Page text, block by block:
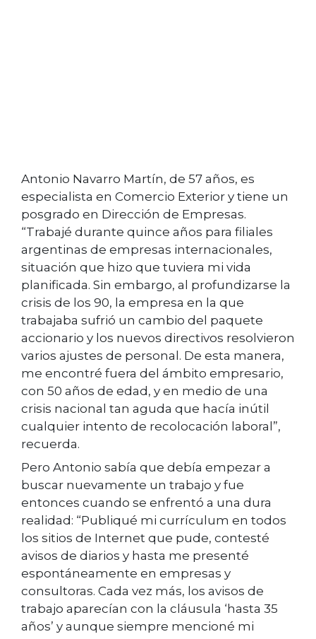
Antonio Navarro Martín, de 57 años, es
especialista en Comercio Exterior y tiene un
posgrado en Dirección de Empresas.
“Trabajé durante quince años para filiales
argentinas de empresas internacionales,
situación que hizo que tuviera mi vida
planificada. Sin embargo, al profundizarse la
crisis de los 90, la empresa en la que
trabajaba sufrió un cambio del paquete
accionario y los nuevos directivos resolvieron
varios ajustes de personal. De esta manera,
me encontré fuera del ámbito empresario,
con 50 años de edad, y en medio de una
crisis nacional tan aguda que hacía inútil
cualquier intento de recolocación laboral”,
recuerda.
Pero Antonio sabía que debía empezar a
buscar nuevamente un trabajo y fue
entonces cuando se enfrentó a una dura
realidad: “Publiqué mi currículum en todos
los sitios de Internet que pude, contesté
avisos de diarios y hasta me presenté
espontáneamente en empresas y
consultoras. Cada vez más, los avisos de
trabajo aparecían con la cláusula ‘hasta 35
años’ y aunque siempre mencioné mi